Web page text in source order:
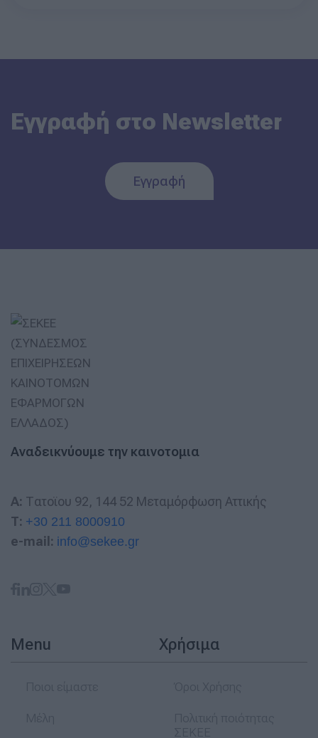
Εγγραφή στο Newsletter
Εγγραφή
Αναδεικνύουμε την καινοτομια
A: Τατοϊου 92, 144 52 Μεταμόρφωση Αττικής
T: +30 211 8000910
e-mail: info@sekee.gr
Menu Χρήσιμα